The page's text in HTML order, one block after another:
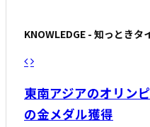
KNOWLEDGE - 知っときタ
東南アジアのオリン
の金メダル獲得